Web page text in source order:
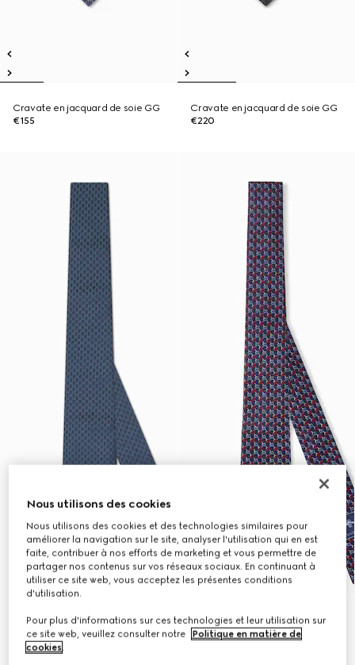
Cravate en jacquard de soie GG
€155
Cravate en jacquard de soie GG
€220
Nous utilisons des cookies
Nous utilisons des cookies et des technologies similaires pour
améliorer la navigation sur le site, analyser l'utilisation qui en est
faite, contribuer à nos efforts de marketing et vous permettre de
partager nos contenus sur vos réseaux sociaux. En continuant à
utiliser ce site web, vous acceptez les présentes conditions
d'utilisation.
Pour plus d'informations sur ces technologies et leur utilisation sur
ce site web, veuillez consulter notre
Politique en matière de
cookies.